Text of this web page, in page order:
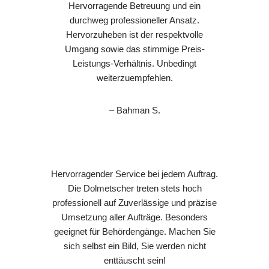
Hervorragende Betreuung und ein
durchweg professioneller Ansatz.
Hervorzuheben ist der respektvolle
Umgang sowie das stimmige Preis-
Leistungs-Verhältnis. Unbedingt
weiterzuempfehlen.
– Bahman S.
Hervorragender Service bei jedem Auftrag.
Die Dolmetscher treten stets hoch
professionell auf Zuverlässige und präzise
Umsetzung aller Aufträge. Besonders
geeignet für Behördengänge. Machen Sie
sich selbst ein Bild, Sie werden nicht
enttäuscht sein!